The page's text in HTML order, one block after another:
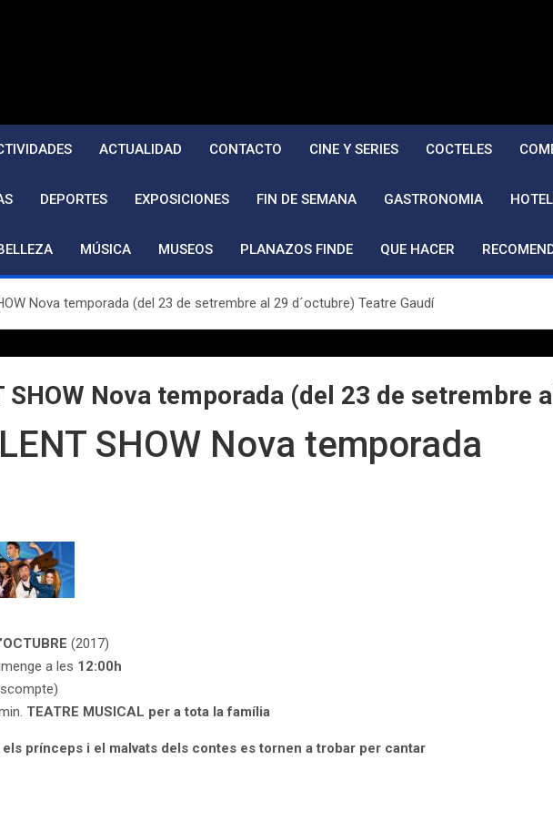
ACTUALIDAD CONTACTO CINE Y SERIES COCTELES
DEPORTES EXPOSICIONES FIN DE SEMANA GASTRONOMIA
MÚSICA MUSEOS PLANAZOS FINDE QUE HACER
Nova temporada (del 23 de setrembre al 29 d´octubre) Teatre Gaudí
SHOW Nova temporada (del 23 de setrembre
SHOW Nova temporada
(2017)
a les 12:00h
TEATRE MUSICAL per a tota la família
prínceps i el malvats dels contes es tornen a trobar per cantar